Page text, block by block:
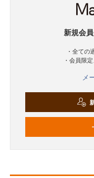
新規会
・全ての
・会員限
メ